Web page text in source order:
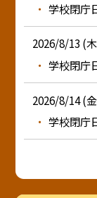
学校閉庁
2026/8/13 (
学校閉庁
2026/8/14 (
学校閉庁